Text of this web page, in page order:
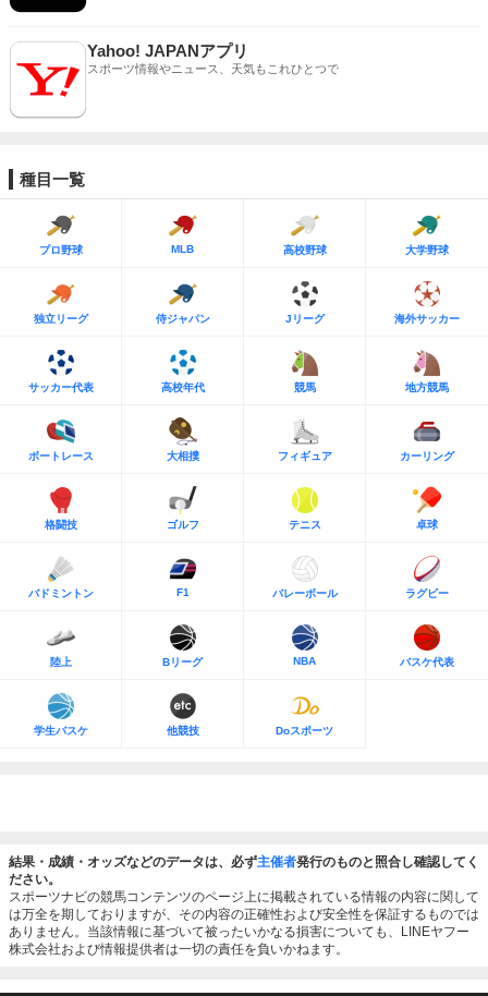
Yahoo! JAPANアプリ
スポーツ情報やニュース、天気もこれひとつで
種目一覧
プロ野球 MLB 高校野球 大学野球
独立リーグ 侍ジャパン Jリーグ 海外サッカー
サッカー代表 高校年代 競馬 地方競馬
ボートレース 大相撲 フィギュア カーリング
格闘技 ゴルフ テニス 卓球
バドミントン F1 バレーボール ラグビー
陸上 Bリーグ NBA バスケ代表
学生バスケ 他競技 Doスポーツ
結果・成績・オッズなどのデータは、必ず主催者発行のものと照合し確認してく
ださい。
スポーツナビの競馬コンテンツのページ上に掲載されている情報の内容に関して
は万全を期しておりますが、その内容の正確性および安全性を保証するものでは
ありません。当該情報に基づいて被ったいかなる損害についても、LINEヤフー
株式会社および情報提供者は一切の責任を負いかねます。